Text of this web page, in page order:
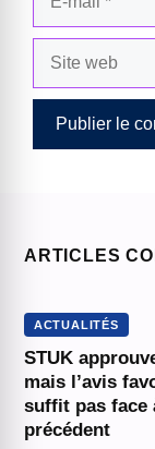
ARTICLES
ACTUALITÉS
STUK
mais l’avis
suffit pas face
précédent